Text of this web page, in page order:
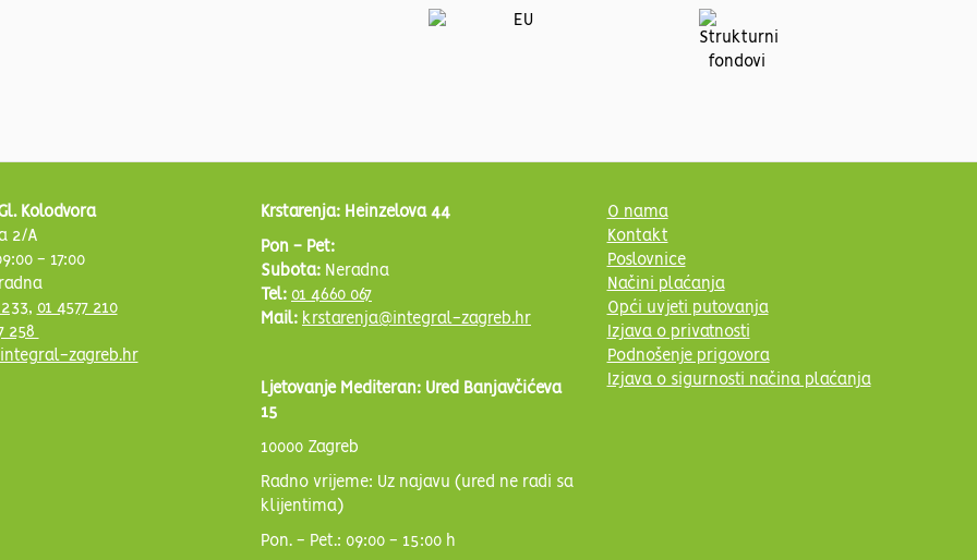
Kolodvora
2/A
- 17:00
233, 01 4577 210
258
zagreb.hr
Krstarenja: Heinzelova 44
Pon - Pet:
Subota: Neradna
Tel: 01 4660 067
Mail: krstarenja@integral-zagreb.hr
Ljetovanje Mediteran: Ured Banjavčićeva
15
10000 Zagreb
Radno vrijeme: Uz najavu (ured ne radi sa
klijentima)
Pon. - Pet.: 09:00 - 15:00 h
O nama
Kontakt
Poslovnice
Načini plaćanja
Opći uvjeti putovanja
Izjava o privatnosti
Podnošenje prigovora
Izjava o sigurnosti načina plaćanja